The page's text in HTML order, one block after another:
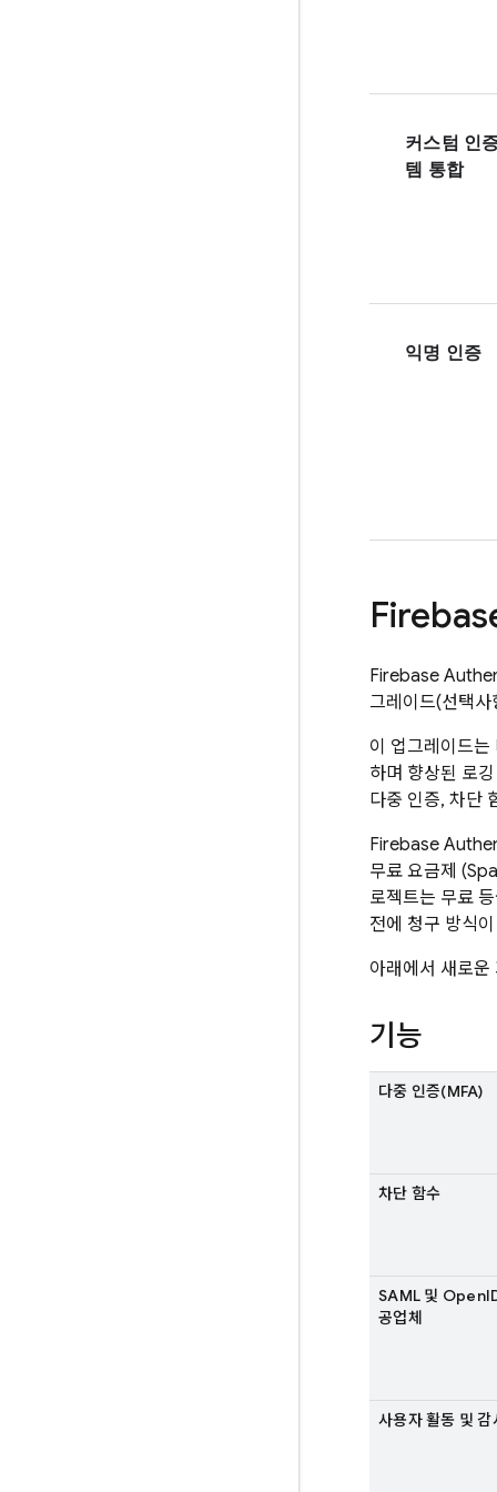
커스텀 인
템 통합
익명 인증
Firebase
그레이드(선택
이 업그레이드
하며 향상된 로
다중 인증, 차단
Firebase
무료 요금제
로젝트는 무료
전에 청구 방식
아래에서 새로
기능
다중 인증(MFA)
차단 함수
SAML 및
공업체
사용자 활동 및 감